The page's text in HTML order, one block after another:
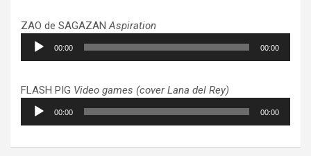
ZAO de SAGAZANAspiration
Lecteur
audio
00:00 00:00
FLASH PIG Video games (cover Lana del Rey)
Lecteur
audio
00:00 00:00